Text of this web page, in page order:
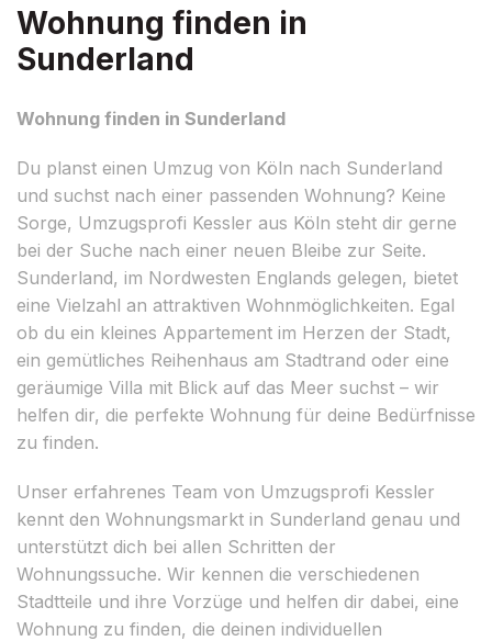
Wohnung finden in
Sunderland
Wohnung finden in Sunderland
Du planst einen Umzug von Köln nach Sunderland
und suchst nach einer passenden Wohnung? Keine
Sorge, Umzugsprofi Kessler aus Köln steht dir gerne
bei der Suche nach einer neuen Bleibe zur Seite.
Sunderland, im Nordwesten Englands gelegen, bietet
eine Vielzahl an attraktiven Wohnmöglichkeiten. Egal
ob du ein kleines Appartement im Herzen der Stadt,
ein gemütliches Reihenhaus am Stadtrand oder eine
geräumige Villa mit Blick auf das Meer suchst – wir
helfen dir, die perfekte Wohnung für deine Bedürfnisse
zu finden.
Unser erfahrenes Team von Umzugsprofi Kessler
kennt den Wohnungsmarkt in Sunderland genau und
unterstützt dich bei allen Schritten der
Wohnungssuche. Wir kennen die verschiedenen
Stadtteile und ihre Vorzüge und helfen dir dabei, eine
Wohnung zu finden, die deinen individuellen